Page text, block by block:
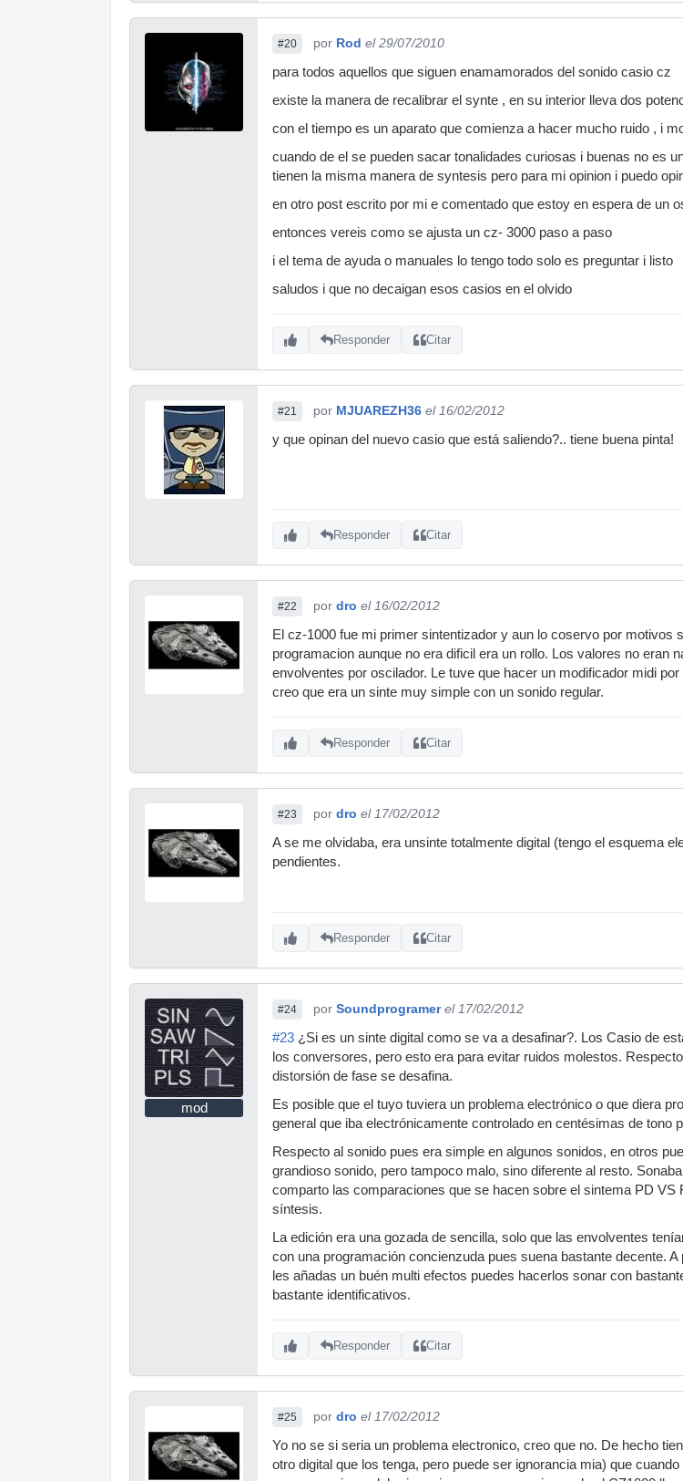
#20 por Rod el 29/07/2010
para todos aquellos que siguen enamamorados del sonido casio cz
existe la manera de recalibrar el synte , en su interior lleva dos
con el tiempo es un aparato que comienza a hacer mucho ruido , i
cuando de el se pueden sacar tonalidades curiosas i buenas no es
tienen la misma manera de syntesis pero para mi opinion i puedo
en otro post escrito por mi e comentado que estoy en espera de un
entonces vereis como se ajusta un cz- 3000 paso a paso
i el tema de ayuda o manuales lo tengo todo solo es preguntar i listo
saludos i que no decaigan esos casios en el olvido
Responder Citar
#21 por MJUAREZH36 el 16/02/2012
y que opinan del nuevo casio que está saliendo?.. tiene buena pinta!
Responder Citar
#22 por dro el 16/02/2012
El cz-1000 fue mi primer sintentizador y aun lo coservo por
programacion aunque no era dificil era un rollo. Los valores no eran
envolventes por oscilador. Le tuve que hacer un modificador midi
creo que era un sinte muy simple con un sonido regular.
Responder Citar
#23 por dro el 17/02/2012
A se me olvidaba, era unsinte totalmente digital (tengo el esquema
pendientes.
Responder Citar
mod
#24 por Soundprogramer el 17/02/2012
#23 ¿Si es un sinte digital como se va a desafinar?. Los Casio de
los conversores, pero esto era para evitar ruidos molestos.
distorsión de fase se desafina.
Es posible que el tuyo tuviera un problema electrónico o que diera
general que iba electrónicamente controlado en centésimas de tono
Respecto al sonido pues era simple en algunos sonidos, en otros
grandioso sonido, pero tampoco malo, sino diferente al resto.
comparto las comparaciones que se hacen sobre el sintema PD
síntesis.
La edición era una gozada de sencilla, solo que las envolventes
con una programación concienzuda pues suena bastante decente.
les añadas un buén multi efectos puedes hacerlos sonar con
bastante identificativos.
Responder Citar
#25 por dro el 17/02/2012
Yo no se si seria un problema electronico, creo que no. De hecho
otro digital que los tenga, pero puede ser ignorancia mia) que